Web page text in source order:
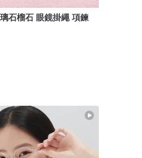
石榴石 眼鏡掛繩 項鍊